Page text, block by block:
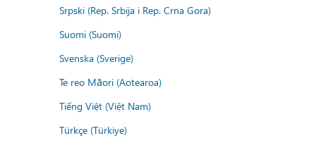
Srpski (Rep. Srbija i Rep. Crna Gora)
Suomi (Suomi)
Svenska (Sverige)
Te reo Māori (Aotearoa)
Tiếng Việt (Việt Nam)
Türkçe (Türkiye)